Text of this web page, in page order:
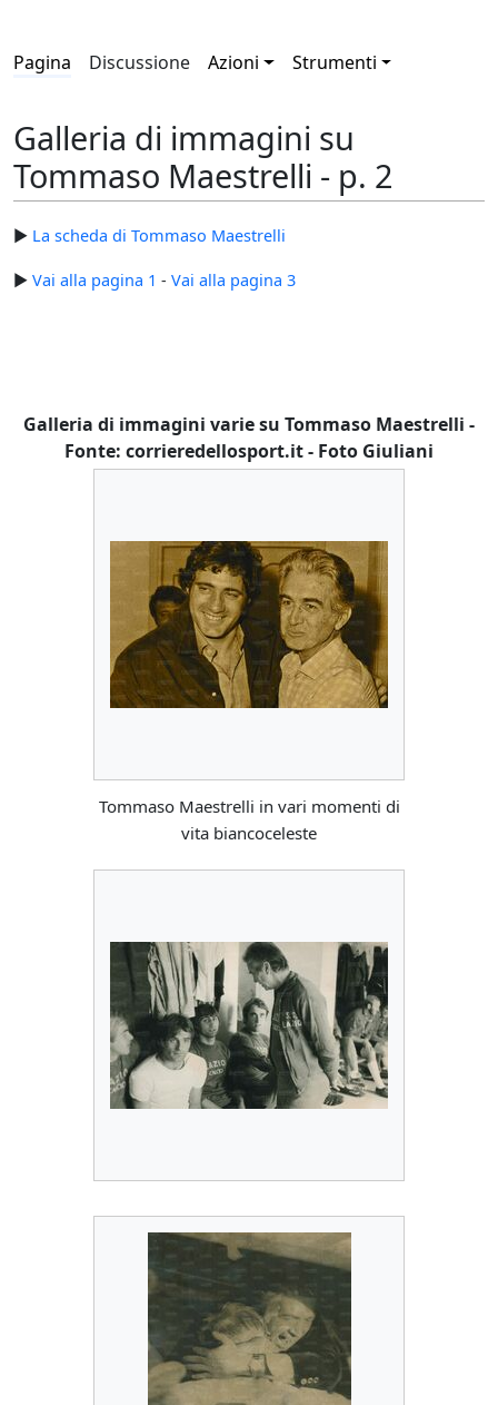
Pagina Discussione Azioni Strumenti
Galleria di immagini su
Tommaso Maestrelli - p. 2
► La scheda di Tommaso Maestrelli
► Vai alla pagina 1 - Vai alla pagina 3
Galleria di immagini varie su Tommaso Maestrelli -
Fonte: corrieredellosport.it - Foto Giuliani
Tommaso Maestrelli in vari momenti di
vita biancoceleste